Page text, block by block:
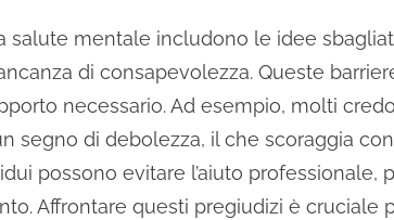
salute mentale includono le idee
di consapevolezza. Queste
necessario. Ad esempio, molti
segno di debolezza, il che scoraggia
possono evitare l’aiuto professionale,
Affrontare questi pregiudizi è cruciale